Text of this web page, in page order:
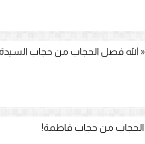
« الله فصل الحجاب من حجاب السيدة
الحجاب من حجاب فاطمة!